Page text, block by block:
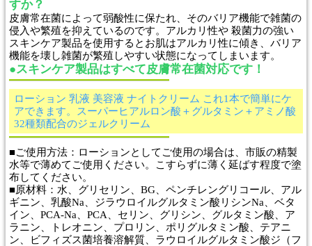
すか？
皮膚常在菌によって弱酸性に保たれ、そのバリア機能で雑菌の
侵入や繁殖を抑えているのです。アルカリ性や 殺菌力の強い
スキンケア製品を使用するとお肌はアルカリ性に傾き、バリア
機能を壊し雑菌が繁殖しやすい状態になってしまいます。
●スキンケア製品はすべて皮膚常在菌対応です！
ローション 乳液 美容液 ナイトクリーム これ1本で簡単にケ
アできます。スーパーヒアルロン酸＋グルタミン＋アミノ酸
32種類配合のジェルクリーム
■ご使用方法：ローションとしてご使用の場合は、市販の精製
水等で薄めてご使用ください。こすらずに薄く延ばす程度で塗
布してください。
■原材料：水、グリセリン、BG、ペンチレングリコール、アル
ギニン、乳酸Na、ジラウロイルグルタミン酸リシンNa、ベタ
イン、PCA-Na、PCA、セリン、グリシン、グルタミン酸、ア
ラニン、トレオニン、プロリン、ポリグルタミン酸、テアニ
ン、ビフィズス菌培養溶解質、ラウロイルグルタミン酸ジ（フ